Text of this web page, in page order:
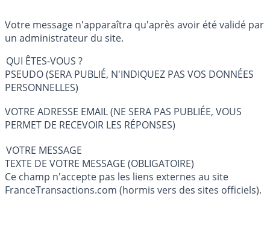
Votre message n'apparaîtra qu'après avoir été validé par
un administrateur du site.
QUI ÊTES-VOUS ?
PSEUDO (SERA PUBLIÉ, N'INDIQUEZ PAS VOS DONNÉES
PERSONNELLES)
VOTRE ADRESSE EMAIL (NE SERA PAS PUBLIÉE, VOUS
PERMET DE RECEVOIR LES RÉPONSES)
VOTRE MESSAGE
TEXTE DE VOTRE MESSAGE (OBLIGATOIRE)
Ce champ n'accepte pas les liens externes au site
FranceTransactions.com (hormis vers des sites officiels).